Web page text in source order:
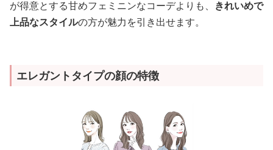
が得意とする甘めフェミニンなコーデよりも、 きれいめで
上品なスタイルの方が魅力を引き出せます。
エレガントタイプの顔の特徴